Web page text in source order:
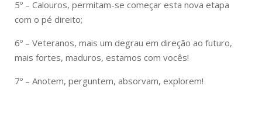
5º – Calouros, permitam-se começar esta nova etapa
com o pé direito;
6º – Veteranos, mais um degrau em direção ao futuro,
mais fortes, maduros, estamos com vocês!
7º – Anotem, perguntem, absorvam, explorem!